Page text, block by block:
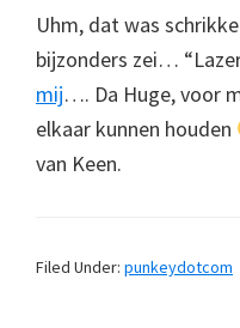
Uhm, dat was
bijzonders zei…
mij…. Da Huge, voor
elkaar kunnen houden
van Keen.
Filed Under: punkeydotcom